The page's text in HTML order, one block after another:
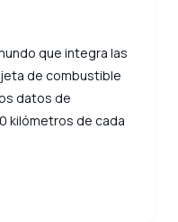
que integra las
de combustible
datos de
kilómetros de cada